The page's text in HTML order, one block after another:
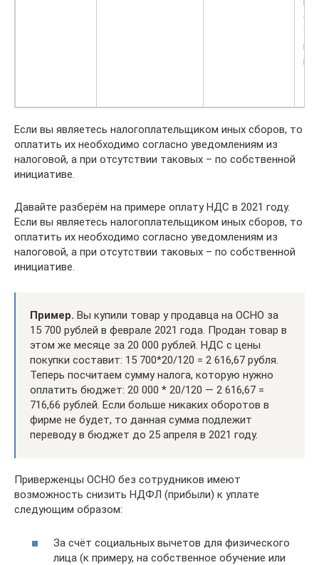
Если вы являетесь налогоплательщиком иных сборов, то
оплатить их необходимо согласно уведомлениям из
налоговой, а при отсутствии таковых – по собственной
инициативе.
Давайте разберём на примере оплату НДС в 2021 году.
Если вы являетесь налогоплательщиком иных сборов, то
оплатить их необходимо согласно уведомлениям из
налоговой, а при отсутствии таковых – по собственной
инициативе.
Пример. Вы купили товар у продавца на ОСНО за
15 700 рублей в феврале 2021 года. Продан товар в
этом же месяце за 20 000 рублей. НДС с цены
покупки составит: 15 700*20/120 = 2 616,67 рубля.
Теперь посчитаем сумму налога, которую нужно
оплатить бюджет: 20 000 * 20/120 — 2 616,67 =
716,66 рублей. Если больше никаких оборотов в
фирме не будет, то данная сумма подлежит
переводу в бюджет до 25 апреля в 2021 году.
Приверженцы ОСНО без сотрудников имеют
возможность снизить НДФЛ (прибыли) к уплате
следующим образом:
За счёт социальных вычетов для физического
лица (к примеру, на собственное обучение или